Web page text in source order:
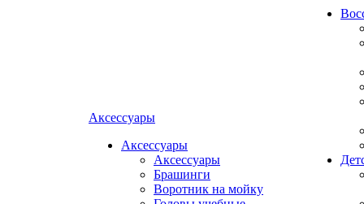
Аксессуары
Аксессуары
Аксессуары
Брашинги
Воротник на мойку